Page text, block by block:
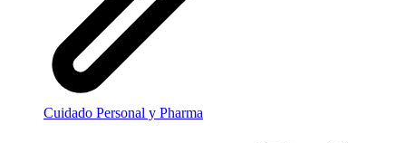
Cuidado Personal y Pharma